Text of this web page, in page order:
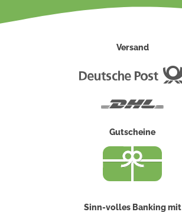
Versand
Gutscheine
Sinn-volles Banking mit